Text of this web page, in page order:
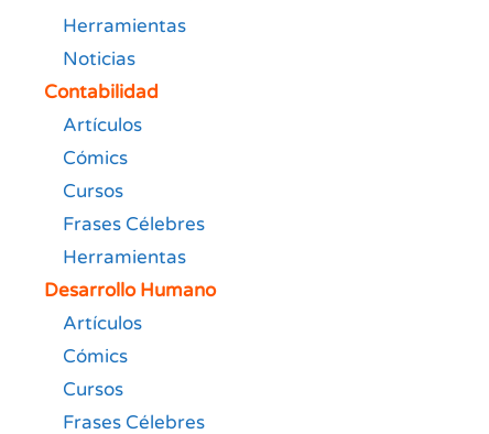
Herramientas
Noticias
Contabilidad
Artículos
Cómics
Cursos
Frases Célebres
Herramientas
Desarrollo Humano
Artículos
Cómics
Cursos
Frases Célebres